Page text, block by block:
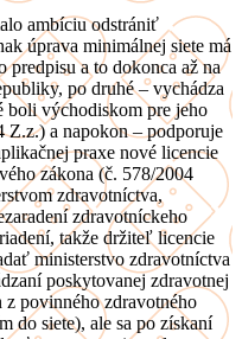
ambíciu odstrániť
úprava minimálnej siete má
predpisu a to dokonca až na
po druhé – vychádza
východiskom pre jeho
Z.z.) a napokon – podporuje
praxe nové licencie
zákona (č. 578/2004
zdravotníctva,
zdravotníckeho
takže držiteľ licencie
ministerstvo zdravotníctva
poskytovanej zdravotnej
povinného zdravotného
do siete), ale sa po získaní